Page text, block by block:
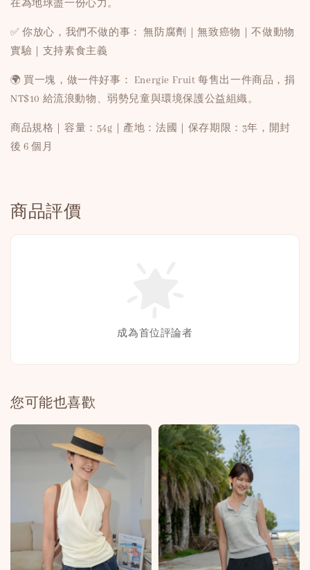
在為地球盡一份心力。
✅ 你放心，我們不做的事： 無防腐劑｜無致癌物｜不做動物
實驗｜支持素食主義
🌍 買一塊，做一件好事： Energie Fruit 每售出一件商品，捐
NT$10 給流浪動物、弱勢兒童與環境保護公益組織。
商品規格｜容量：54g｜產地：法國｜保存期限：3年，開封
後 6 個月
商品評價
成為首位評論者
您可能也喜歡